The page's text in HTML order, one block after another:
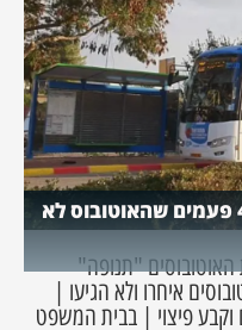
שערוריית תנופה: נוסע תיעד 48 פעמים שהאוטובוס לא
האוטובוסים "תנופה"
האוטובוסים איחרו ולא הגיעו |
האמין ל-23 מקרים וקבע פיצוי | בבית המשפט